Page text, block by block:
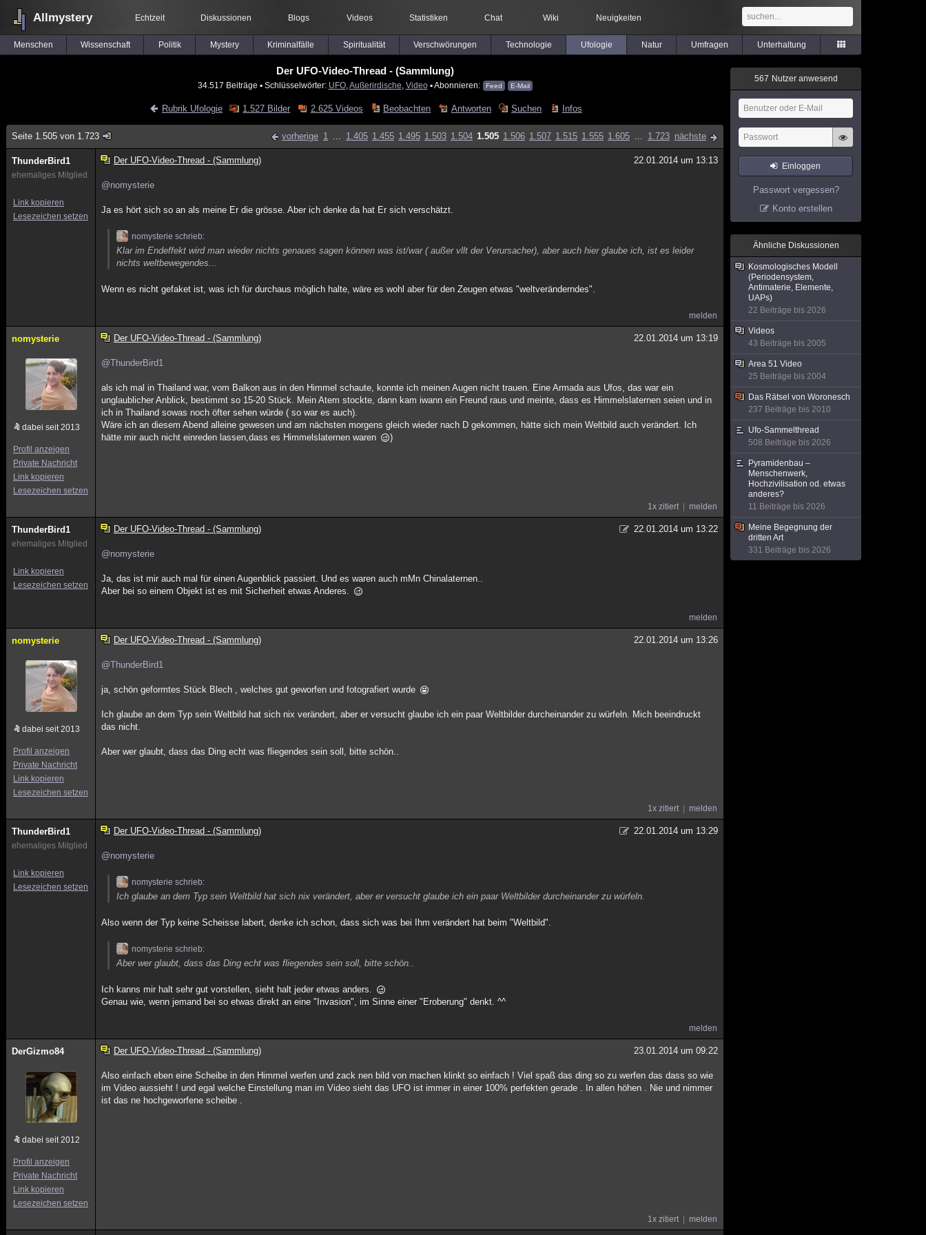
Allmystery Echtzeit Diskussionen Blogs Videos Statistiken Chat Wiki Neuigkeiten
Menschen Wissenschaft Politik Mystery Kriminalfälle Spiritualität Verschwörungen Technologie Ufologie Natur Umfragen Unterhaltung
Der UFO-Video-Thread - (Sammlung)
34.517 Beiträge ▪ Schlüsselwörter: UFO, Außerirdische Video▪ Abonnieren: Feed E-Mail
Rubrik Ufologie 1.527 Bilder 2.625 Videos Beobachten Antworten Suchen Infos
Seite 1.505 von 1.723 vorherige 1 ... 1.405 1.455 1.495 1.503 1.504 1.505 1.506 1.507 1.515 1.555 1.605 ... 1.723 nächste
ThunderBird1
ehemaliges Mitglied
Link kopieren
Lesezeichen setzen
Der UFO-Video-Thread - (Sammlung) 22.01.2014 um 13:13
@nomysterie
Ja es hört sich so an als meine Er die grösse. Aber ich denke da hat Er sich verschätzt.
nomysterie schrieb:
Klar im Endeffekt wird man wieder nichts genaues sagen können was ist/war ( außer vllt der Verursacher), aber auch hier glaube ich, ist es leider
nichts weltbewegendes...
Wenn es nicht gefaket ist, was ich für durchaus möglich halte, wäre es wohl aber für den Zeugen etwas "weltveränderndes".
melden
nomysterie
dabei seit 2013
Profil anzeigen
Private Nachricht
Link kopieren
Lesezeichen setzen
Der UFO-Video-Thread - (Sammlung) 22.01.2014 um 13:19
@ThunderBird1
als ich mal in Thailand war, vom Balkon aus in den Himmel schaute, konnte ich meinen Augen nicht trauen. Eine Armada aus Ufos, das war ein
unglaublicher Anblick, bestimmt so 15-20 Stück. Mein Atem stockte, dann kam iwann ein Freund raus und meinte, dass es Himmelslaternen seien und in
ich in Thailand sowas noch öfter sehen würde ( so war es auch).
Wäre ich an diesem Abend alleine gewesen und am nächsten morgens gleich wieder nach D gekommen, hätte sich mein Weltbild auch verändert. Ich
hätte mir auch nicht einreden lassen,dass es Himmelslaternen waren
)
1x zitiert melden
ThunderBird1
ehemaliges Mitglied
Link kopieren
Lesezeichen setzen
Der UFO-Video-Thread - (Sammlung) 22.01.2014 um 13:22
@nomysterie
Ja, das ist mir auch mal für einen Augenblick passiert. Und es waren auch mMn Chinalaternen..
Aber bei so einem Objekt ist es mit Sicherheit etwas Anderes.
melden
nomysterie
dabei seit 2013
Profil anzeigen
Private Nachricht
Link kopieren
Lesezeichen setzen
Der UFO-Video-Thread - (Sammlung) 22.01.2014 um 13:26
@ThunderBird1
ja, schön geformtes Stück Blech , welches gut geworfen und fotografiert wurde
Ich glaube an dem Typ sein Weltbild hat sich nix verändert, aber er versucht glaube ich ein paar Weltbilder durcheinander zu würfeln. Mich beeindruckt
das nicht.
Aber wer glaubt, dass das Ding echt was fliegendes sein soll, bitte schön..
1x zitiert melden
ThunderBird1
ehemaliges Mitglied
Link kopieren
Lesezeichen setzen
Der UFO-Video-Thread - (Sammlung) 22.01.2014 um 13:29
@nomysterie
nomysterie schrieb:
Ich glaube an dem Typ sein Weltbild hat sich nix verändert, aber er versucht glaube ich ein paar Weltbilder durcheinander zu würfeln.
Also wenn der Typ keine Scheisse labert, denke ich schon, dass sich was bei Ihm verändert hat beim "Weltbild".
nomysterie schrieb:
Aber wer glaubt, dass das Ding echt was fliegendes sein soll, bitte schön..
Ich kanns mir halt sehr gut vorstellen, sieht halt jeder etwas anders.
Genau wie, wenn jemand bei so etwas direkt an eine "Invasion", im Sinne einer "Eroberung" denkt. ^^
melden
DerGizmo84
dabei seit 2012
Profil anzeigen
Private Nachricht
Link kopieren
Lesezeichen setzen
Der UFO-Video-Thread - (Sammlung) 23.01.2014 um 09:22
Also einfach eben eine Scheibe in den Himmel werfen und zack nen bild von machen klinkt so einfach ! Viel spaß das ding so zu werfen das dass so wie
im Video aussieht ! und egal welche Einstellung man im Video sieht das UFO ist immer in einer 100% perfekten gerade . In allen höhen . Nie und nimmer
ist das ne hochgeworfene scheibe .
1x zitiert melden
567 Nutzer anwesend
Einloggen
Passwort vergessen?
Konto erstellen
Ähnliche Diskussionen
Kosmologisches Modell
(Periodensystem,
Antimaterie, Elemente,
UAPs)
22 Beiträge bis 2026
Videos
43 Beiträge bis 2005
Area 51 Video
25 Beiträge bis 2004
Das Rätsel von Woronesch
237 Beiträge bis 2010
Ufo-Sammelthread
508 Beiträge bis 2026
Pyramidenbau –
Menschenwerk,
Hochzivilisation od. etwas
anderes?
11 Beiträge bis 2026
Meine Begegnung der
dritten Art
331 Beiträge bis 2026